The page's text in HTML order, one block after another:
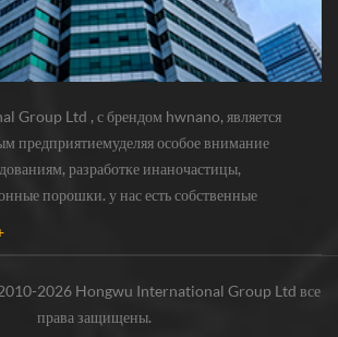
Group Ltd , с брендом hwnano, является
предприятиемуделяя особое внимание
разработке инаночастицы,
порошки. у нас есть собственные
поставляющий серебряная наноча...
2026 Hongwu International Group Ltd все
права защищены.